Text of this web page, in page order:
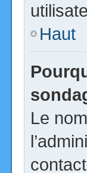
Haut
Le